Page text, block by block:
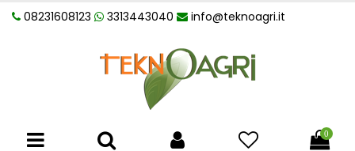
08231608123 3313443040 info@teknoagri.it
0